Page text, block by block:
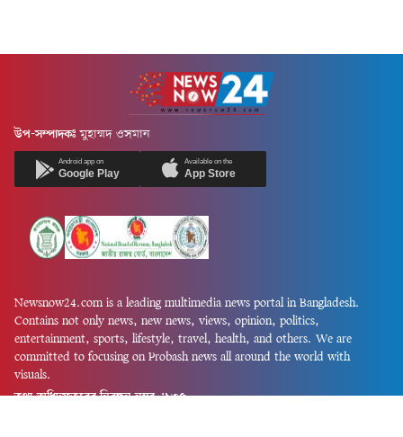
উপ-সম্পাদকঃ মুহাম্মদ ওসমান
Android app on
Google Play
Available on the
App Store
Newsnow24.com is a leading multimedia news portal in Bangladesh.
Contains not only news, new news, views, opinion, politics,
entertainment, sports, lifestyle, travel, health, and others. We are
committed to focusing on Probash news all around the world with
visuals.
তথ্য অধিদফতরের নিবন্ধন নম্বর :১৩৫